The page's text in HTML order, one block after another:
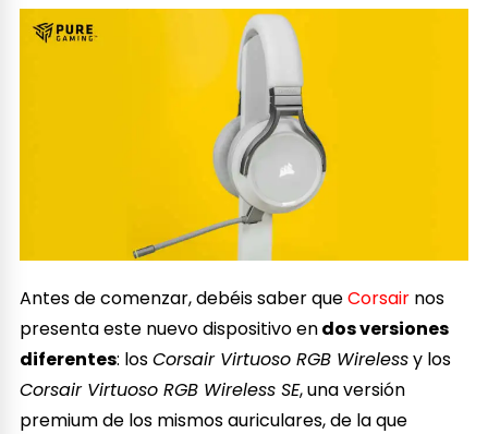
Antes de comenzar, debéis saber queCorsair nos
presenta este nuevo dispositivo endos versiones
diferentes: losCorsair Virtuoso RGB Wirelessy los
Corsair Virtuoso RGB Wireless SE, una versión
premium de los mismos auriculares, de la que